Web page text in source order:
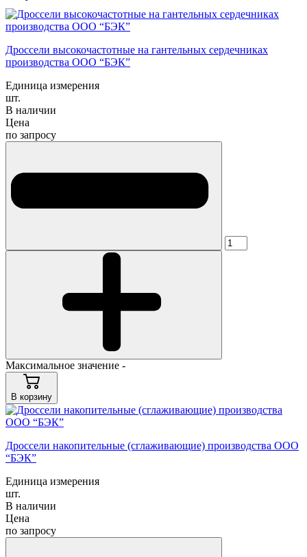
Дроссели высокочастотные на гантельных сердечниках
производства ООО “БЭК”
Единица измерения
шт.
В наличии
Цена
по запросу
Максимальное значение -
В корзину
Дроссели накопительные (сглаживающие) производства ООО
“БЭК”
Единица измерения
шт.
В наличии
Цена
по запросу